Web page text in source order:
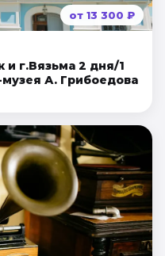
от 13 300 ₽
г.Вязьма 2 дня/1
А. Грибоедова